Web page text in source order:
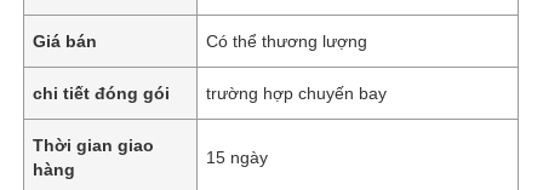
Giá bán Có thể thương lượng
chi tiết đóng gói trường hợp chuyến bay
Thời gian giao
hàng
15 ngày